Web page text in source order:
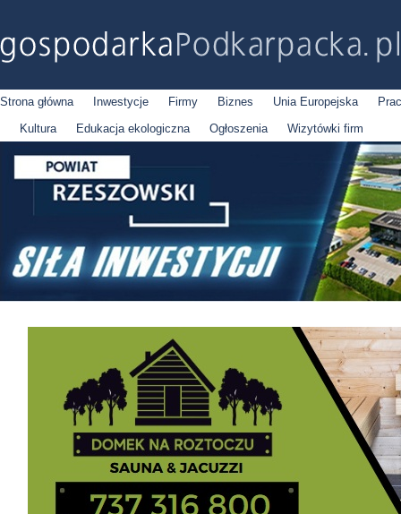
Strona główna Inwestycje Firmy Biznes Unia Europejska
Kultura
Edukacja ekologiczna Ogłoszenia Wizytówki firm